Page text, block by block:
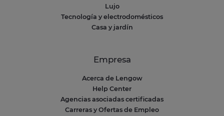
Lujo
Tecnología y electrodomésticos
Casa y jardín
Empresa
Acerca de Lengow
Help Center
Agencias asociadas certificadas
Carreras y Ofertas de Empleo